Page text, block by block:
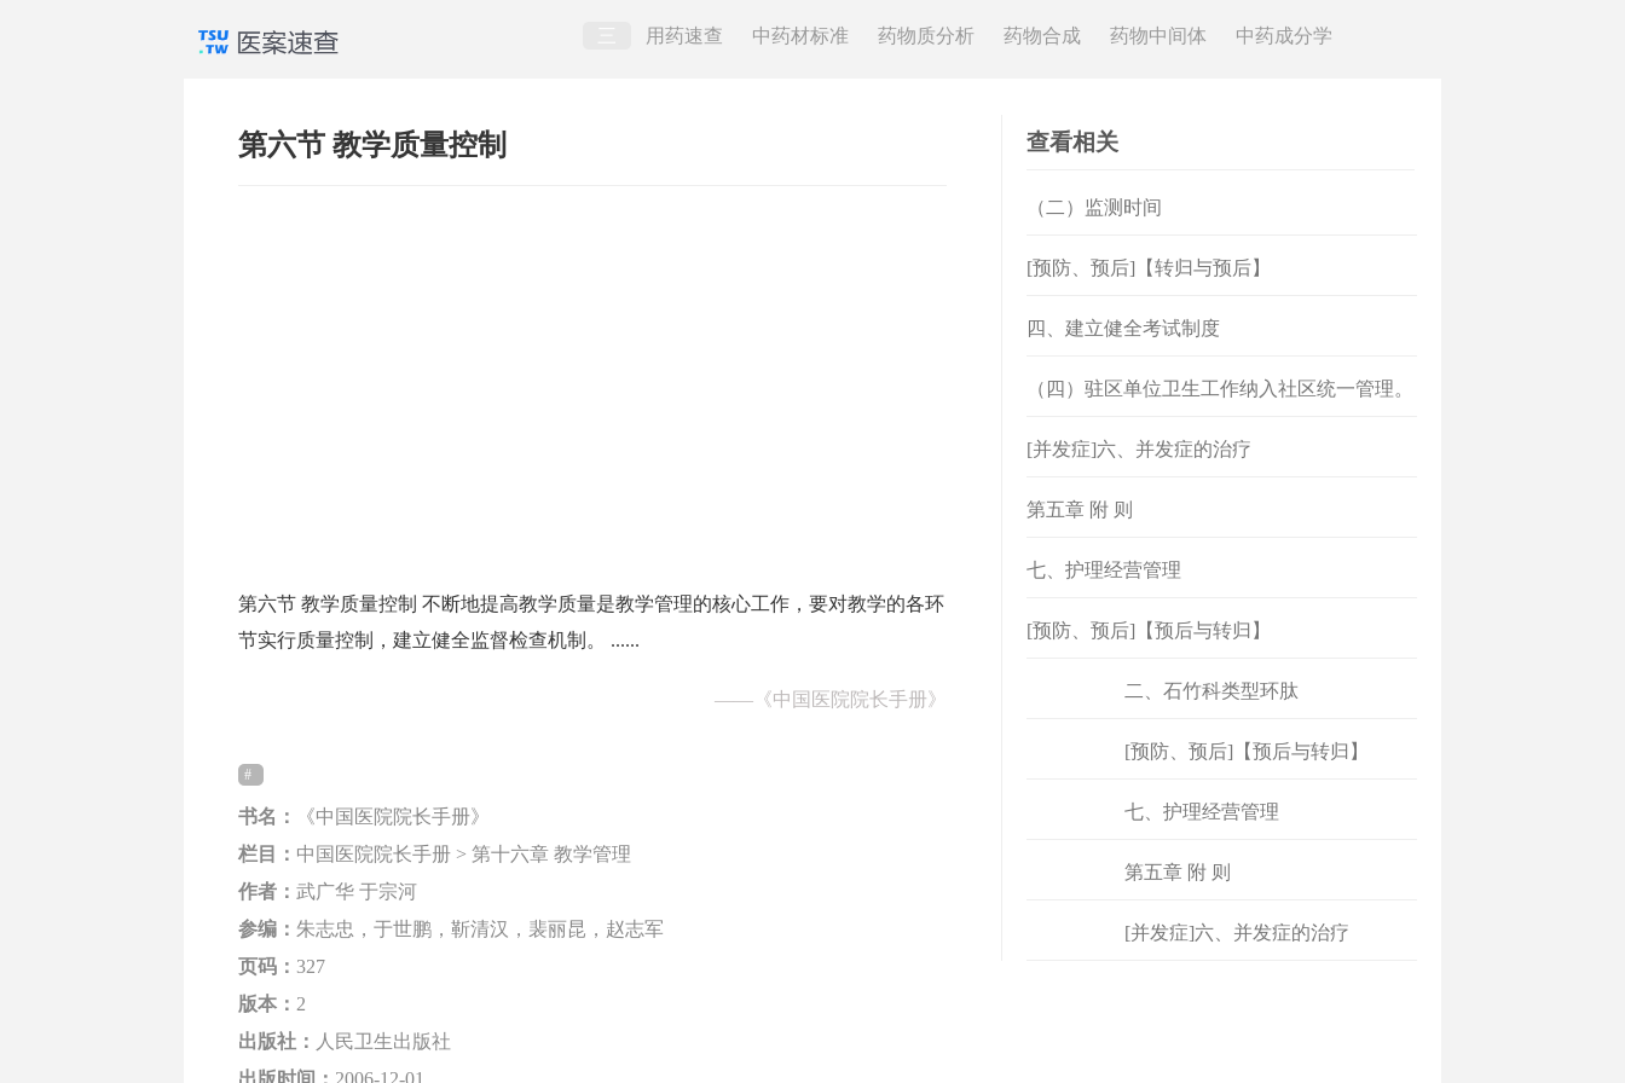
用药速查 中药材标准 药物质分析 药物合成 药物中间体 中药成分学
第六节 教学质量控制
第六节 教学质量控制 不断地提高教学质量是教学管理的核心工作，要对教学的各环
节实行质量控制，建立健全监督检查机制。 ......
—— 《中国医院院长手册》
书名：
《中国医院院长手册》
栏目： 中国医院院长手册 > 第十六章 教学管理
作者： 武广华 于宗河
参编： 朱志忠，于世鹏，靳清汉，裴丽昆，赵志军
页码： 327
版本： 2
出版社： 人民卫生出版社
出版时间： 2006-12-01
查看相关
（二）监测时间
[预防、预后]【转归与预后】
四、建立健全考试制度
（四）驻区单位卫生工作纳入社区统一管理。
[并发症]六、并发症的治疗
第五章 附 则
七、护理经营管理
[预防、预后]【预后与转归】
专著速查]
二、石竹科类型环肽
专著速查
[预防、预后]【预后与转归】
专著速查]
七、护理经营管理
专著速查]
第五章 附 则
专著速查]
[并发症]六、并发症的治疗